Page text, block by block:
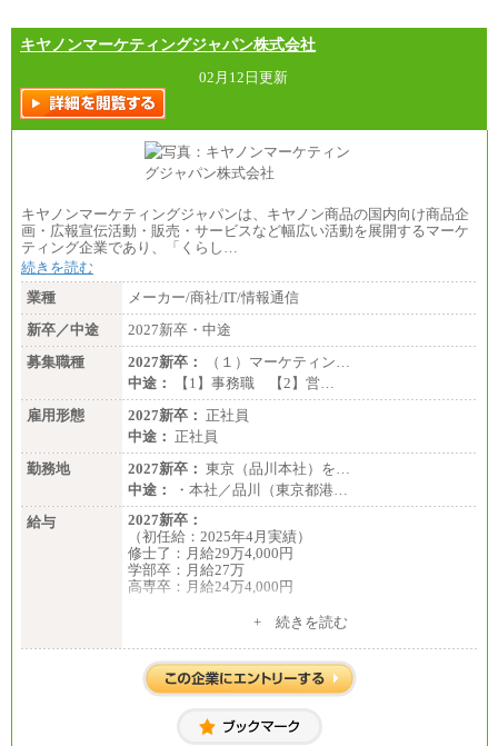
異なります
※試用期間中も給与に変更はございません。
キヤノンマーケティングジャパン株式会社
02月12日更新
キヤノンマーケティングジャパンは、キヤノン商品の国内向け商品企
画・広報宣伝活動・販売・サービスなど幅広い活動を展開するマーケ
ティング企業であり、「くらし…
続きを読む
業種
メーカー/商社/IT/情報通信
新卒／中途
2027新卒・中途
募集職種
2027新卒：
（１）マーケティン…
中途：
【1】事務職 【2】営…
雇用形態
2027新卒： 正社員
中途： 正社員
勤務地
2027新卒： 東京（品川本社）を…
中途：
・本社／品川（東京都港…
給与
2027新卒：
（初任給：2025年4月実績）
修士了：月給29万4,000円
学部卒：月給27万
高専卒：月給24万4,000円
月給 250,000円～350,000円
想定年収 420万円～600万円
入社時の処遇（基本給・賞与）は経験・スキルを考
経験・スキルによっては、記載額を超える場合もあ
+ 続きを読む